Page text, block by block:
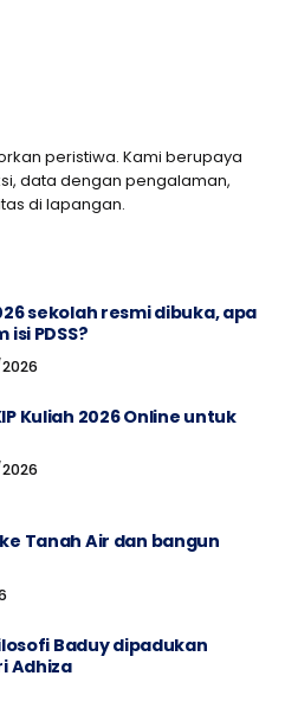
peristiwa. Kami berupaya
data dengan pengalaman,
di lapangan.
sekolah resmi dibuka, apa
PDSS?
Kuliah 2026 Online untuk
Tanah Air dan bangun
Baduy dipadukan
Adhiza